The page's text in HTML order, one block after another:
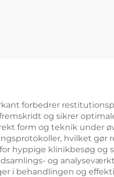
forbedrer
og sikrer
form og teknik under
hvilket gør
hyppige klinikbesøg og
og
i behandlingen og